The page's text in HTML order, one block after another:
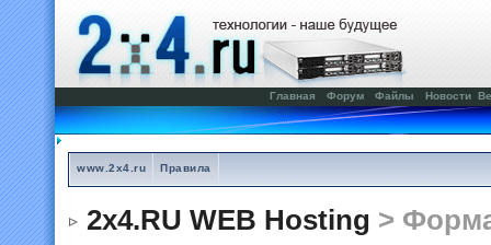
Главная Форум Файлы Новости
www.2x4.ru Правила
2x4.RU WEB Hosting >